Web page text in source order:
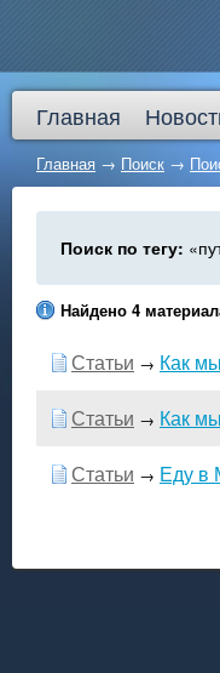
Главная
Главная → Поиск →
Поиск по тегу:
Найдено 4
Статьи → Как
Статьи → Как
Статьи → Еду в